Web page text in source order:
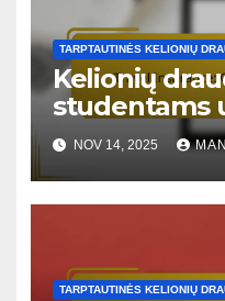
TARPTAUTINĖS KELIONIŲ
Kelionių
studentams
NOV 14, 2025
TARPTAUTINĖS KELIONIŲ